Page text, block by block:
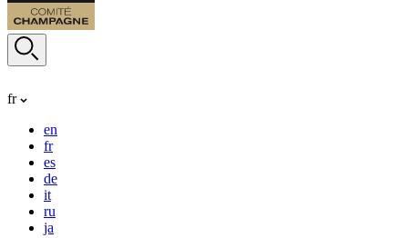
fr
en
fr
es
de
it
ru
ja